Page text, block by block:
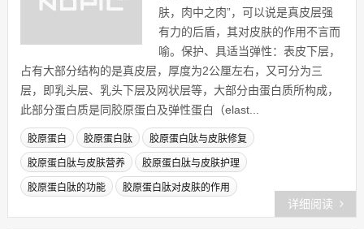
肤，肉中之肉”，可以说是真皮层强
有力的后盾，其对皮肤的作用不言而
喻。保护、具适当弹性：表皮下层，
占有大部分结构的是真皮层，厚度为2公厘左右，又可分为三
层，即乳头层、乳头下层及网状层等，大部分由蛋白质所构成，
此部分蛋白质是同胶原蛋白及弹性蛋白（elast...
胶原蛋白 胶原蛋白肽 胶原蛋白肽与皮肤修复
胶原蛋白肽与皮肤营养 胶原蛋白肽与皮肤护理
胶原蛋白肽的功能 胶原蛋白肽对皮肤的作用
详细阅读